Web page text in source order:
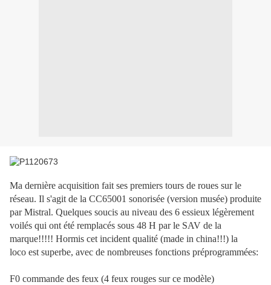
Ma dernière acquisition fait ses premiers tours de roues sur le
réseau. Il s'agit de la CC65001 sonorisée (version musée) produite
par Mistral. Quelques soucis au niveau des 6 essieux légèrement
voilés qui ont été remplacés sous 48 H par le SAV de la
marque!!!!! Hormis cet incident qualité (made in china!!!) la
loco est superbe, avec de nombreuses fonctions préprogrammées:
F0 commande des feux (4 feux rouges sur ce modèle)